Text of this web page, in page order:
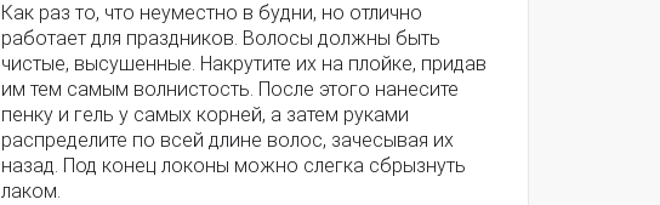
Как раз то, что неуместно в будни, но отлично
работает для праздников. Волосы должны быть
чистые, высушенные. Накрутите их на плойке, придав
им тем самым волнистость. После этого нанесите
пенку и гель у самых корней, а затем руками
распределите по всей длине волос, зачесывая их
назад. Под конец локоны можно слегка сбрызнуть
лаком.